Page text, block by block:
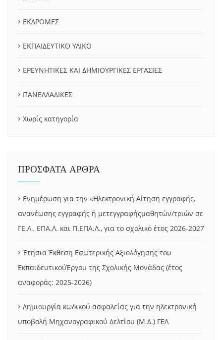
ΕΚΔΡΟΜΕΣ
ΕΚΠΑΙΔΕΥΤΙΚΟ ΥΛΙΚΟ
ΕΡΕΥΝΗΤΙΚΕΣ ΚΑΙ ΔΗΜΙΟΥΡΓΙΚΕΣ ΕΡΓΑΣΙΕΣ
ΠΑΝΕΛΛΑΔΙΚΕΣ
Χωρίς κατηγορία
ΠΡΟΣΦΑΤΑ ΑΡΘΡΑ
Ενημέρωση για την «Ηλεκτρονική Αίτηση εγγραφής,
ανανέωσης εγγραφής ή μετεγγραφήςμαθητών/τριών σε
ΓΕ.Λ., ΕΠΑ.Λ. και Π.ΕΠΑ.Λ., για το σχολικό έτος 2026-2027
Έτησια Έκθεση Εσωτερικής Αξιολόγησης του
ΕκπαιδευτικούΈργου της Σχολικής Μονάδας (έτος
αναφοράς: 2025-2026)
Δημιουργία κωδικού ασφαλείας για την ηλεκτρονική
υποβολή Μηχανογραφικού Δελτίου (Μ.Δ.) ΓΕΛ